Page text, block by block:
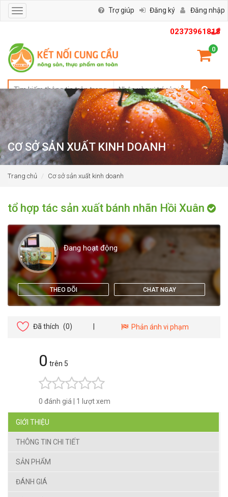
02373961818
0
Toggle
navigation
Trợ giúp Đăng ký Đăng nhập
CƠ SỞ SẢN XUẤT KINH DOANH
Trang chủ Cơ sở sản xuất kinh doanh
tổ hợp tác sản xuất bánh nhãn Hồi Xuân
Đang hoạt động
THEO DÕI CHAT NGAY
Đã thích (0) Phản ánh vi phạm
0 trên 5
0 đánh giá 1 lượt xem
GIỚI THIỆU
THÔNG TIN CHI TIẾT
SẢN PHẨM
ĐÁNH GIÁ